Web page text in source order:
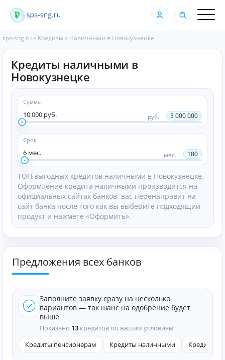
sps-sng.ru » Кредиты » Наличными в Новокузнецке
Кредиты наличными в
Новокузнецке
Сумма
10 000 руб. руб. 3 000 000
Срок
6 мес. мес. 180
ТОП выгодных кредитов наличными в Новокузнецке.
Оформление кредита наличными производится на
официальных сайтах банков, вас перенаправит на
сайт банка после того как вы выберите подходящий
продукт и нажмете «Оформить».
Предложения всех банков
Заполните заявку сразу на несколько
вариантов — так шанс на одобрение будет
выше
Показано 13 кредитов по вашим условиям
Кредиты пенсионерам
Кредиты наличными Кредиты